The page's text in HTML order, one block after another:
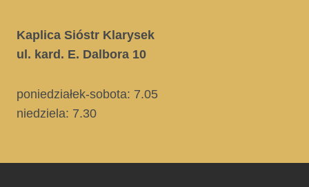
Kaplica Sióstr Klarysek
ul. kard. E. Dalbora 10
poniedziałek-sobota: 7.05
niedziela: 7.30